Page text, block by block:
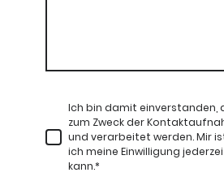
Ich bin damit einverstanden,
zum Zweck der
und verarbeitet werden. Mir
ich meine Einwilligung
kann.*